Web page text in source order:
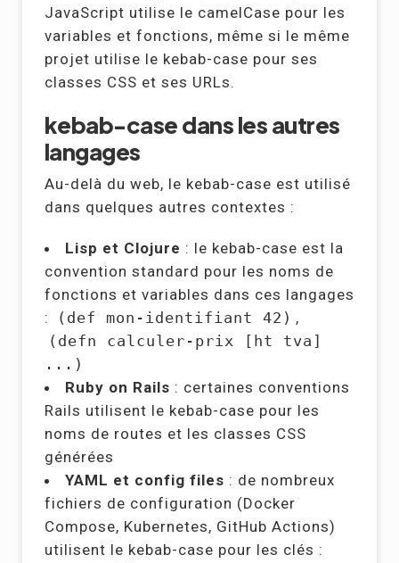
JavaScript utilise le camelCase pour les
variables et fonctions, même si le même
projet utilise le kebab-case pour ses
classes CSS et ses URLs.
kebab-case dans les autres
langages
Au-delà du web, le kebab-case est utilisé
dans quelques autres contextes :
Lisp et Clojure : le kebab-case est la
convention standard pour les noms de
fonctions et variables dans ces langages
:
(def mon-identifiant 42) ,
(defn calculer-prix [ht tva]
...)
Ruby on Rails : certaines conventions
Rails utilisent le kebab-case pour les
noms de routes et les classes CSS
générées
YAML et config files : de nombreux
fichiers de configuration (Docker
Compose, Kubernetes, GitHub Actions)
utilisent le kebab-case pour les clés :